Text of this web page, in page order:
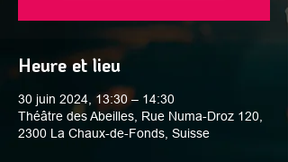
Heure et lieu
30 juin 2024, 13:30 – 14:30
Théâtre des Abeilles, Rue Numa-Droz 120,
2300 La Chaux-de-Fonds, Suisse